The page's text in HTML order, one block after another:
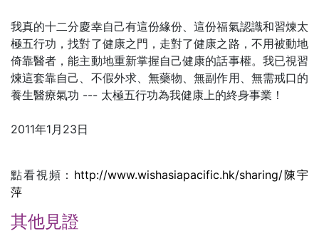
我真的十二分慶幸自己有這份緣份、這份福氣認識和習煉太
極五行功，找對了健康之門，走對了健康之路，不用被動地
倚靠醫者，能主動地重新掌握自己健康的話事權。我已視習
煉這套靠自己、不假外求、無藥物、無副作用、無需戒口的
養生醫療氣功 --- 太極五行功為我健康上的終身事業！
2011年1月23日
點看視頻： http://www.wishasiapacific.hk/sharing/陳宇
萍
其他見證